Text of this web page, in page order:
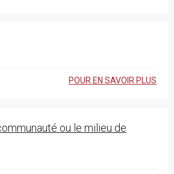
POUR EN SAVOIR PLUS
ou le milieu de